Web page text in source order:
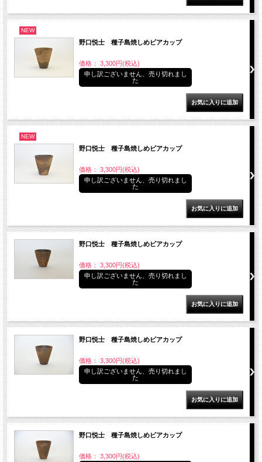
NEW
野口悦士 種子島焼しめビアカップ
価格： 3,300円(税込)
申し訳ございません、売り切れまし
た
NEW
野口悦士 種子島焼しめビアカップ
価格： 3,300円(税込)
申し訳ございません、売り切れまし
た
野口悦士 種子島焼しめビアカップ
価格： 3,300円(税込)
申し訳ございません、売り切れまし
た
野口悦士 種子島焼しめビアカップ
価格： 3,300円(税込)
申し訳ございません、売り切れまし
た
野口悦士 種子島焼しめビアカップ
価格： 3,300円(税込)